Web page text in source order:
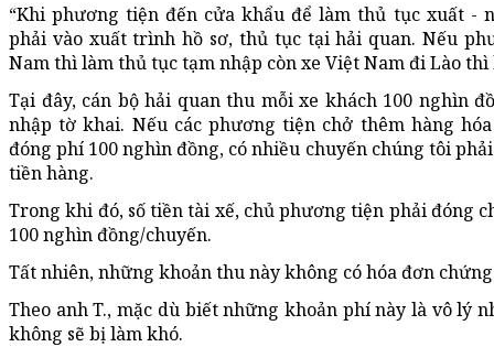
“Khi phương tiện đến cửa khẩu để làm thủ tục xuất -
phải vào xuất trình hồ sơ, thủ tục tại hải quan. Nếu
Nam thì làm thủ tục tạm nhập còn xe Việt Nam đi Lào
Tại đây, cán bộ hải quan thu mỗi xe khách 100 nghìn
nhập tờ khai. Nếu các phương tiện chở thêm hàng
đóng phí 100 nghìn đồng, có nhiều chuyến chúng tôi
tiền hàng.
Trong khi đó, số tiền tài xế, chủ phương tiện phải đóng
100 nghìn đồng/chuyến.
Tất nhiên, những khoản thu này không có hóa đơn
Theo anh T., mặc dù biết những khoản phí này là vô lý
không sẽ bị làm khó.